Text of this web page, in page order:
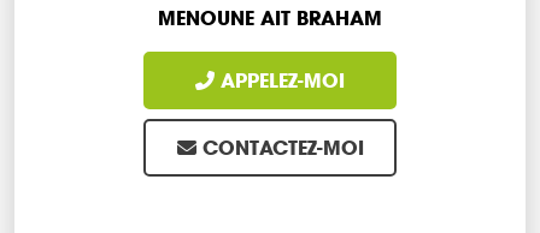
MENOUNE AIT BRAHAM
APPELEZ-MOI
CONTACTEZ-MOI